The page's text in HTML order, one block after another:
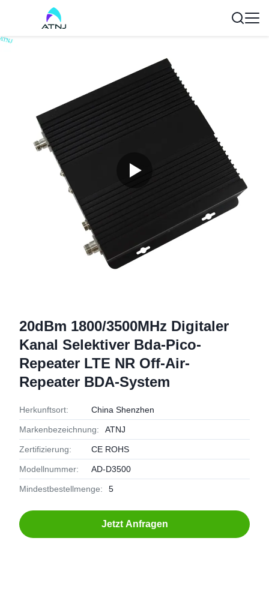
20dBm 1800/3500MHz Digitaler
Kanal Selektiver Bda-Pico-
Repeater LTE NR Off-Air-
Repeater BDA-System
Herkunftsort: China Shenzhen
Markenbezeichnung: ATNJ
Zertifizierung: CE ROHS
Modellnummer: AD-D3500
Mindestbestellmenge: 5
Jetzt Anfragen